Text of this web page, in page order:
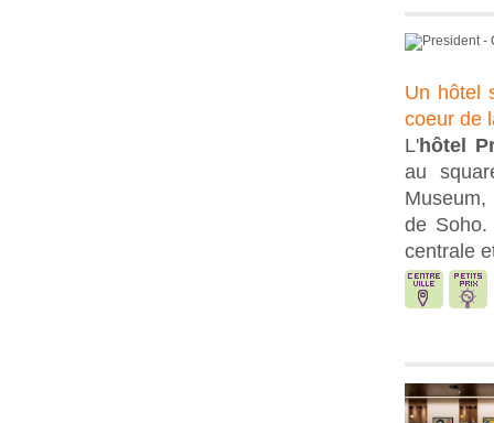
Un hôtel
coeur de
L'hôtel
au
de
centrale